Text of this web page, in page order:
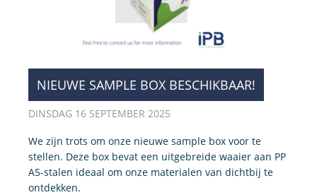
NIEUWE SAMPLE BOX BESCHIKBAAR!
DINSDAG 16 SEPTEMBER 2025
We zijn trots om onze nieuwe sample box voor te
stellen. Deze box bevat een uitgebreide waaier aan PP
A5-stalen ideaal om onze materialen van dichtbij te
ontdekken.